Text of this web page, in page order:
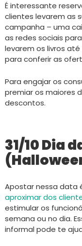
É interessante
clientes levarem as
campanha – uma
as redes sociais
levarem os livros
para conferir as
Para engajar os
premiar os maiores
descontos.
31/10 Dia
Apostar nessa data
aproximar dos
estimular os
semana ou no dia.
informal pode te